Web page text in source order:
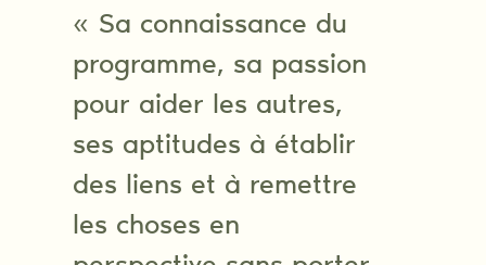
« Sa connaissance du
programme, sa passion
pour aider les autres,
ses aptitudes à établir
des liens et à remettre
les choses en